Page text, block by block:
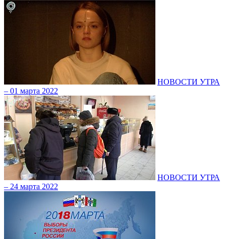
НОВОСТИ УТРА
– 01 марта 2022
НОВОСТИ УТРА
– 24 марта 2022